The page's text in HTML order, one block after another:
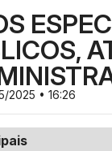
Símbolos e
Hinos
Perguntas
Frequentes
2025 • 16:26